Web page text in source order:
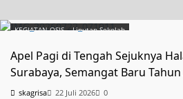
KEGIATAN OSIS Liputan Sekolah
Apel Pagi di Tengah Sejuknya
Surabaya, Semangat Baru
skagrisa 22 Juli 2026 0